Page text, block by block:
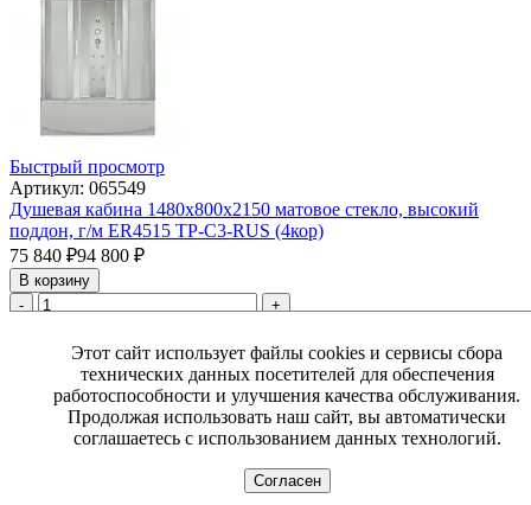
Быстрый просмотр
Артикул: 065549
Душевая кабина 1480х800х2150 матовое стекло, высокий
поддон, г/м ER4515 TP-C3-RUS (4кор)
75 840 ₽94 800 ₽
В корзину
-
+
ЖАРА РАСПРОДАЖА!
Этот сайт использует файлы cookies и сервисы сбора
технических данных посетителей для обеспечения
работоспособности и улучшения качества обслуживания.
Продолжая использовать наш сайт, вы автоматически
соглашаетесь с использованием данных технологий.
Согласен